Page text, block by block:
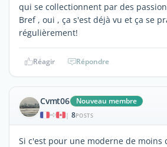
qui se collectionnent par des
Bref , oui , ça s'est déjà vu et ça se
régulièrement!
Réagir Répondre
Cvmt06 Nouveau membre
| 8POSTS
Si c'est pour une moderne de moins